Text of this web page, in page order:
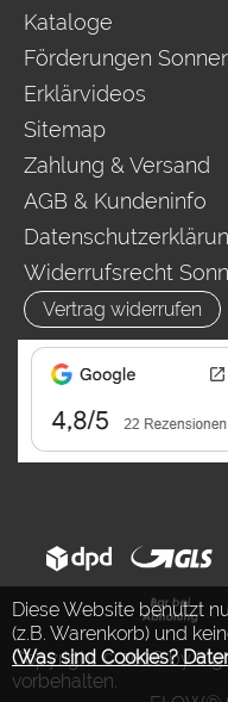
Diese Website benutzt
(z.B. Warenkorb) und
(Was sind Cookies?
Kataloge
Förderungen
Erklärvideos
Sitemap
Zahlung & Versand
AGB & Kundeninfo
Widerrufsrecht
Vertrag widerrufen
Copyright © 2026 by
vorbehalten.